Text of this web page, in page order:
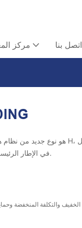
مركز اتصل بنا
في الإطار الرئيسي، ويستخدم ألواح مختلفة مثل السقف والجدار، و ثم يشكل نظام بناء كاملا مع الأعضاء والأبواب والنوافذ.